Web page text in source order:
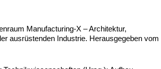
Manufacturing-X – Architektur,
ausrüstenden Industrie. Herausgegeben vom